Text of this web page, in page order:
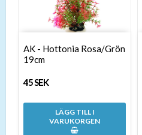
AK - Hottonia Rosa/Grön
19cm
45 SEK
LÄGG TILL I
VARUKORGEN